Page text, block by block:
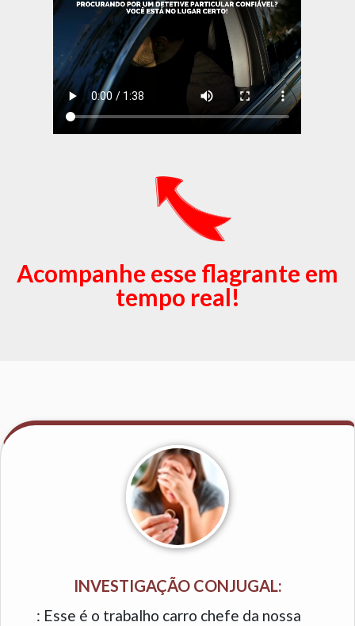
Acompanhe esse flagrante em
tempo real!
INVESTIGAÇÃO CONJUGAL:
: Esse é o trabalho carro chefe da nossa